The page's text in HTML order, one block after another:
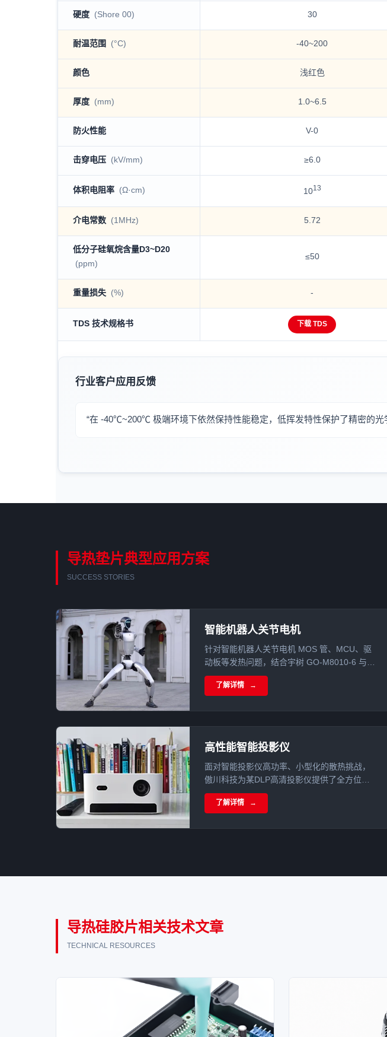
硬度 (Shore 00) 30
耐温范围 (°C) -40~200
颜色 浅红色
厚度 (mm) 1.0~6.5
防火性能 V-0
击穿电压 (kV/mm) ≥6.0
体积电阻率 (Ω·cm) 1013
介电常数 (1MHz) 5.72
低分子硅氧烷含量D3~D20
(ppm)
≤50
重量损失 (%) -
TDS 技术规格书 下载 TDS
行业客户应用反馈
“在 -40℃~200℃ 极端环境下依然保持性能稳定，低挥发特性保护了精密的
导热垫片典型应用方案
SUCCESS STORIES
智能机器人关节电机
针对智能机器人关节电机 MOS 管、MCU、驱
动板等发热问题，结合宇树 GO-M8010-6 与零
差云控 eRob70 拆解案例，分析导热硅胶片、
单组份导热凝胶、导热泥在关节电机散热中的
了解详情
高性能智能投影仪
面对智能投影仪高功率、小型化的散热挑战，
傲川科技为某DLP高清投影仪提供了全方位的
导热界面材料方案。通过在主控芯片、LED光
源及DMD芯片处应用高导热硅胶片，成功实现
了解详情
导热硅胶片相关技术文章
TECHNICAL RESOURCES